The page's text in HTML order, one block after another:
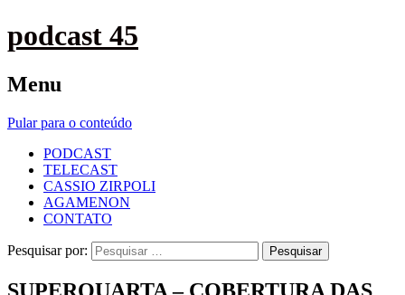
podcast 45
Menu
Pular para o conteúdo
PODCAST
TELECAST
CASSIO ZIRPOLI
AGAMENON
CONTATO
Pesquisar por:
SUPERQUARTA – COBERTURA DAS